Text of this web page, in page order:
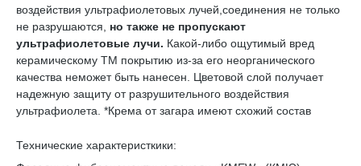
воздействия ультрафиолетовых лучей,соединения не только
не разрушаются, но также не пропускают
ультрафиолетовые лучи. Какой-либо ощутимый вред
керамическому TM покрытию из-за его неорганического
качества неможет быть нанесен. Цветовой слой получает
надежную защиту от разрушительного воздействия
ультрафиолета. *Крема от загара имеют схожий состав
Технические характеристкики: